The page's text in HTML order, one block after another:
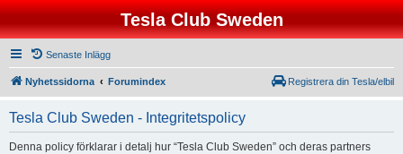
Tesla Club Sweden
Senaste Inlägg
Nyhetssidorna Forumindex Registrera din Tesla/elbil
Tesla Club Sweden - Integritetspolicy
Denna policy förklarar i detalj hur “Tesla Club Sweden” och deras partners